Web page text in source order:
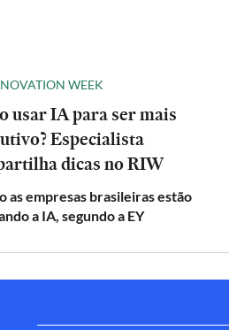
WEEK
usar IA para ser mais
Especialista
dicas no RIW
as empresas brasileiras estão
a IA, segundo a EY